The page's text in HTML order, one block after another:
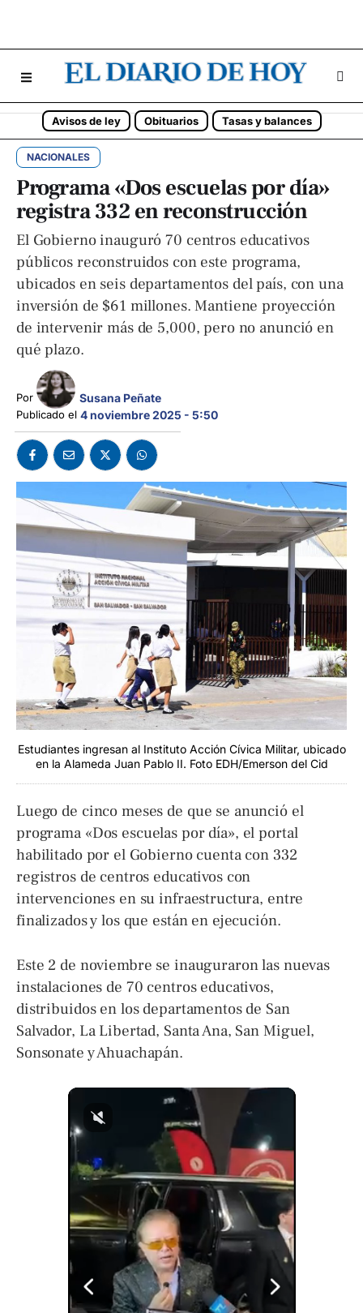
Avisos de ley Obituarios Tasas y balances
NACIONALES
Programa «Dos escuelas por día»
registra 332 en reconstrucción
El Gobierno inauguró 70 centros educativos
públicos reconstruidos con este programa,
ubicados en seis departamentos del país, con una
inversión de $61 millones. Mantiene proyección
de intervenir más de 5,000, pero no anunció en
qué plazo.
Por Susana Peñate
Publicado el 4 noviembre 2025 - 5:50
Estudiantes ingresan al Instituto Acción Cívica Militar, ubicado
en la Alameda Juan Pablo II. Foto EDH/Emerson del Cid
Luego de cinco meses de que se anunció el
programa «Dos escuelas por día», el portal
habilitado por el Gobierno cuenta con 332
registros de centros educativos con
intervenciones en su infraestructura, entre
finalizados y los que están en ejecución.
Este 2 de noviembre se inauguraron las nuevas
instalaciones de 70 centros educativos,
distribuidos en los departamentos de San
Salvador, La Libertad, Santa Ana, San Miguel,
Sonsonate y Ahuachapán.